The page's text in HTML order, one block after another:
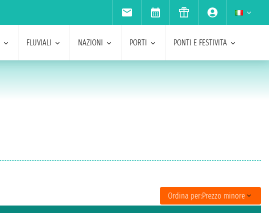
FLUVIALI NAZIONI PORTI PONTI E FESTIVITA
Ordina per:Prezzo minore